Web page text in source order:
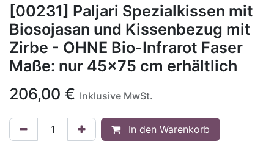
[00231] Paljari Spezialkissen mit
Biosojasan und Kissenbezug mit
Zirbe - OHNE Bio-Infrarot Faser
Maße: nur 45x75 cm erhältlich
206,00 € Inklusive MwSt.
In den Warenkorb